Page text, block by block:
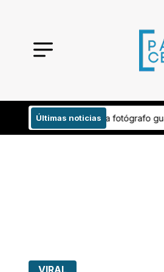
Últimas noticias
guanajuatenseVIDEO ¿Mordida
VIRAL